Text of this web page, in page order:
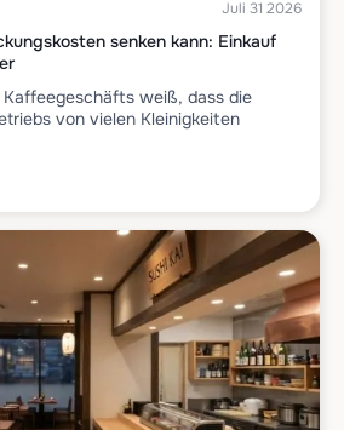
Juli 31 2026
senken kann: Einkauf
weiß, dass die
von vielen Kleinigkeiten